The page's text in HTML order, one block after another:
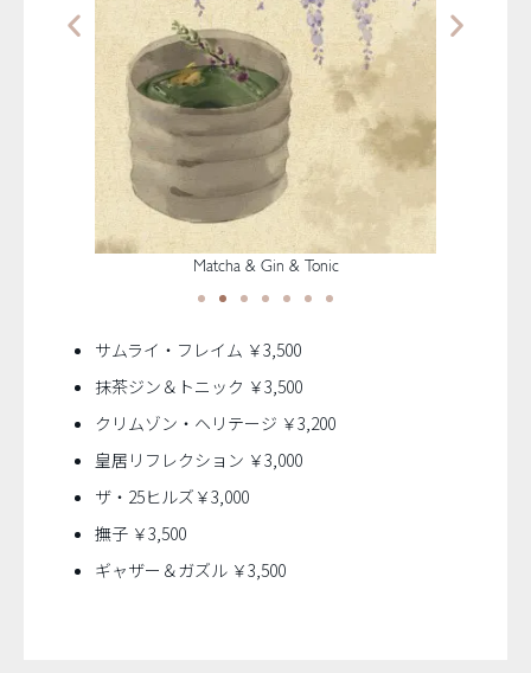
Matcha & Gin & Tonic
サムライ・フレイム ￥3,500
抹茶ジン＆トニック ￥3,500
クリムゾン・ヘリテージ ￥3,200
皇居リフレクション ￥3,000
ザ・25ヒルズ￥3,000
撫子 ￥3,500
ギャザー＆ガズル ￥3,500